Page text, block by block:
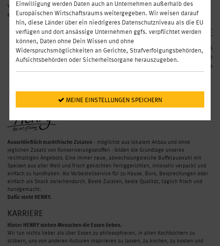
Einwilligung werden Daten auch an Unternehmen außerhalb des
Europäischen Wirtschaftsraums weitergegeben. Wir weisen darauf
hin, diese Länder über ein niedrigeres Datenschutzniveau als die EU
verfügen und dort ansässige Unternehmen ggfs. verpflichtet werden
können, Daten ohne Dein Wissen und ohne
Widerspruchsmöglichkeiten an Gerichte, Strafverfolgungsbehörden,
Aufsichtsbehörden oder Sicherheitsorgane herauszugeben.
MEINE EINSTELLUNGEN SPEICHERN
werden, bitte das Kraut entfernen, weil es der Rübe Nährstoffe und Saft
entzieht!
HENRY PRODUKTE
Sakura Salat mit Shrimps
Sommer Gemüse
Karotten-Ingwer Suppe
Ausschließlich marktfrische Zutaten - möglichst aus lokalem Anbau und ohne
jeglichen Zusatz von Konservierungsstoffen - bilden die Grundlage unseres
reichhaltigen Angebots. Eine immer neue, abwechslungsreiche Buffetauswahl mit
Speisen aus aller Welt und frisch gekochten Fertiggerichten, innovativ verpackt und
einfach zu handhaben. Als Vorbestellservice für zu Hause, Büro, Besprechungen oder
einfach als Snack zwischendurch. Beste Zutaten, beste Qualität, täglich frisch und
handgemacht:
Dafür steht HENRY.
KARRIERE
Hinter HENRY stehen Menschen die Essen lieben.
Wir tun nichts lieber als über Essen zu philosophieren, in alten Kochbüchern zu
stöbern, uns von anderen Kulturen inspirieren zu lassen, zu kochen, zu kosten und